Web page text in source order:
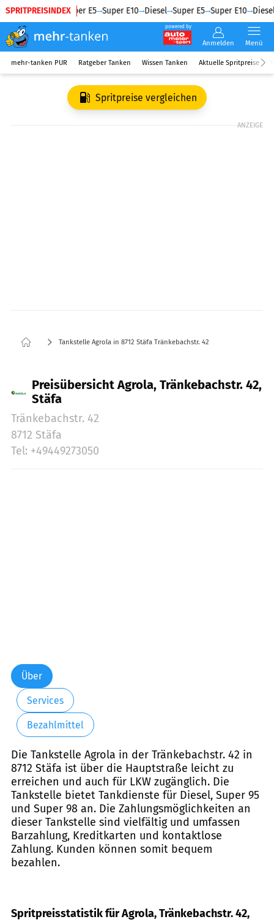
SPRITPREISINDEX
Diesel Super E5 Super E10 Diesel Super E5 Super E10 Diesel
powered by
Anmelden Menü
mehr-tanken PUR Ratgeber Tanken Wissen Tanken Aktuelle Spritpreise
Spritpreise vergleichen
ANZEIGE
Tankstelle Agrola in 8712 Stäfa Tränkebachstr. 42
Preisübersicht Agrola, Tränkebachstr. 42,
Stäfa
Tränkebachstr. 42
8712 Stäfa
Tel: +49449273050
Über
Services
Bezahlmittel
Die Tankstelle Agrola in der Tränkebachstr. 42 in
8712 Stäfa ist über die Hauptstraße leicht zu
erreichen und auch für LKW zugänglich. Die
Tankstelle bietet Tankdienste für Diesel, Super 95
und Super 98 an. Die Zahlungsmöglichkeiten an
dieser Tankstelle sind vielfältig und umfassen
Barzahlung, Kreditkarten und kontaktlose
Zahlung. Kunden können somit bequem
bezahlen.
Spritpreisstatistik für Agrola, Tränkebachstr. 42,